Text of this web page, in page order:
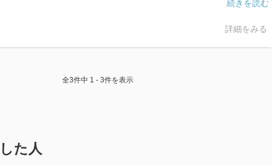
詳細をみる
全3件中 1 - 3件を表示
た人